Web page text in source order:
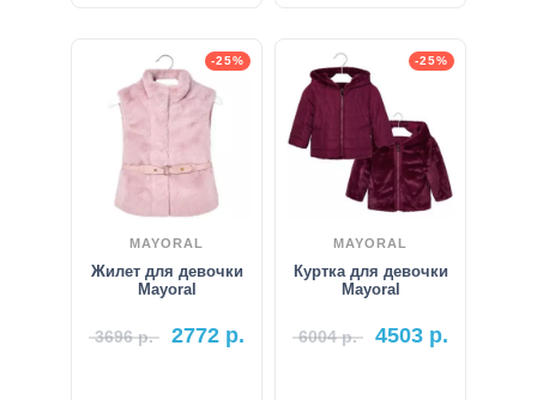
-25%
MAYORAL
Жилет для девочки
Mayoral
3696р. 2772 р.
-25%
MAYORAL
Куртка для девочки
Mayoral
6004р. 4503 р.